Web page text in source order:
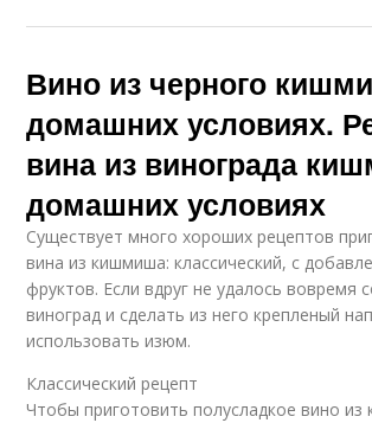
Вино из черного
домашних условиях.
вина из винограда
домашних условиях
Существует много хороших рецептов
вина из кишмиша: классический, с
фруктов. Если вдруг не удалось вовремя
виноград и сделать из него крепленый
использовать изюм.
Классический рецепт
Чтобы приготовить полусладкое вино